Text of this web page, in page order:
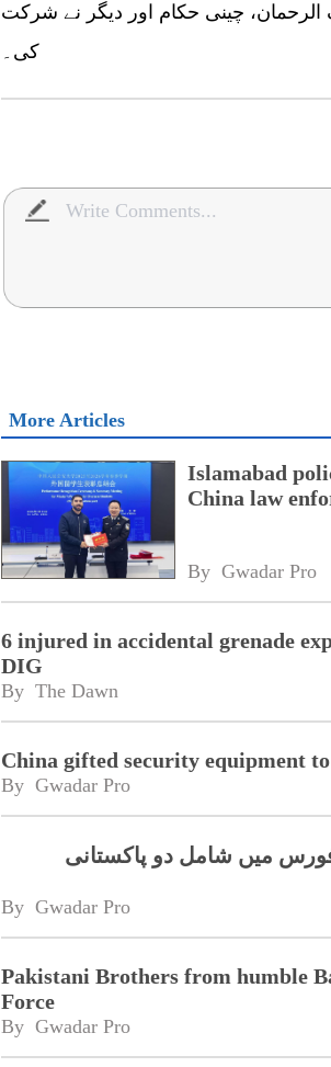
چینی حکام اور دیگر نے شرکت
کی۔
More Articles
Islamabad
China law
By Gwadar Pro
6 injured in accidental grenade
DIG
By The Dawn
China gifted security equipment
By Gwadar Pro
پولیس فورس میں شامل دو پاکستانی
By Gwadar Pro
Pakistani Brothers from humble
Force
By Gwadar Pro